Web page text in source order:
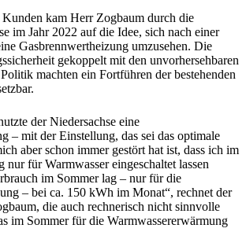
Kunden kam Herr Zogbaum durch die
im Jahr 2022 auf die Idee, sich nach einer
Gasbrennwertheizung umzusehen. Die
gekoppelt mit den unvorhersehbaren
machten ein Fortführen der bestehenden
der Niedersachse eine
– mit der Einstellung, das sei das optimale
aber schon immer gestört hat ist, dass ich im
nur für Warmwasser eingeschaltet lassen
im Sommer lag – nur für die
– bei ca. 150 kWh im Monat“, rechnet der
die auch rechnerisch nicht sinnvolle
im Sommer für die Warmwassererwärmung